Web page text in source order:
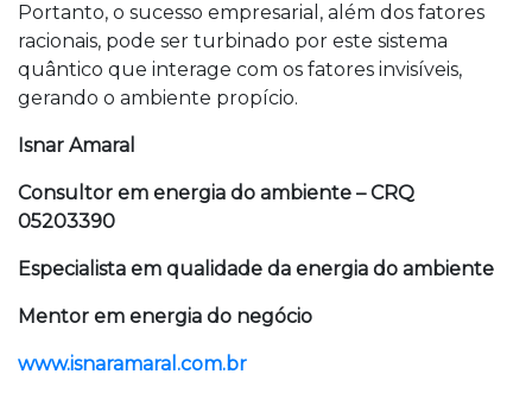
Portanto, o sucesso empresarial, além dos fatores
racionais, pode ser turbinado por este sistema
quântico que interage com os fatores invisíveis,
gerando o ambiente propício.
Isnar Amaral
Consultor em energia do ambiente – CRQ
05203390
Especialista em qualidade da energia do ambiente
Mentor em energia do negócio
www.isnaramaral.com.br